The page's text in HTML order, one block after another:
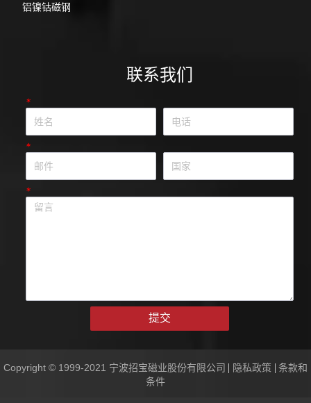
铝镍钴磁钢
联系我们
*
*
*
提交
Copyright © 1999-2021 宁波招宝磁业股份有限公司 隐私政策
条款和
条件